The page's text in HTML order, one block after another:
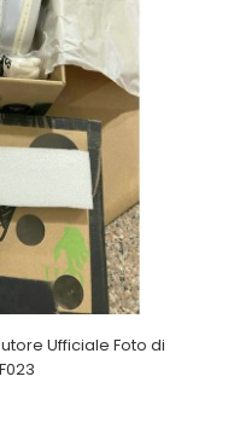
Ufficiale Foto di